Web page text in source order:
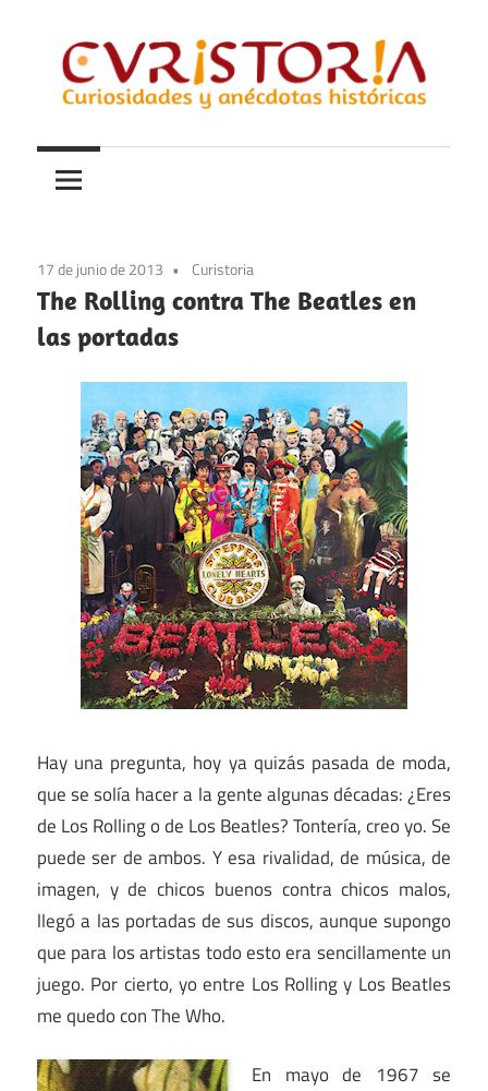
contenido
Curistoria
y
anécdotas
historia
17 de junio de 2013 Curistoria
The Rolling contra The Beatles en
las portadas
Hay una pregunta, hoy ya quizás pasada de moda,
que se solía hacer a la gente algunas décadas: ¿Eres
de Los Rolling o de Los Beatles? Tontería, creo yo. Se
puede ser de ambos. Y esa rivalidad, de música, de
imagen, y de chicos buenos contra chicos malos,
llegó a las portadas de sus discos, aunque supongo
que para los artistas todo esto era sencillamente un
juego. Por cierto, yo entre Los Rolling y Los Beatles
me quedo con The Who.
En mayo de 1967 se